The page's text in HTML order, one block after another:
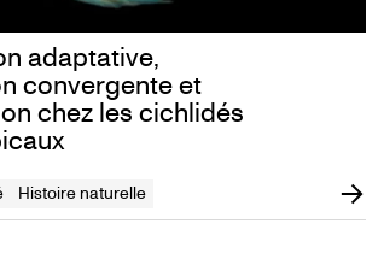
adaptative,
convergente et
chez les cichlidés
Histoire naturelle